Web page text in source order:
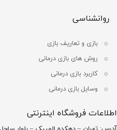
روانشناسی
بازی و تعاریف بازی
روش های بازی درمانی
کاربرد بازی درمانی
وسایل بازی درمانی
اطلاعات فروشگاه اینترنتی